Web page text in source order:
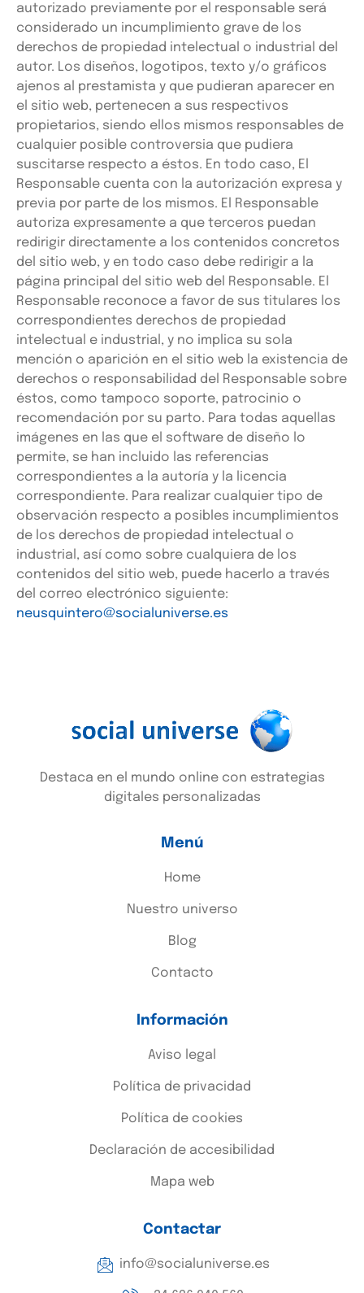
autorizado previamente por el responsable será
considerado un incumplimiento grave de los
derechos de propiedad intelectual o industrial del
autor. Los diseños, logotipos, texto y/o gráficos
ajenos al prestamista y que pudieran aparecer en
el sitio web, pertenecen a sus respectivos
propietarios, siendo ellos mismos responsables de
cualquier posible controversia que pudiera
suscitarse respecto a éstos. En todo caso, El
Responsable cuenta con la autorización expresa y
previa por parte de los mismos. El Responsable
autoriza expresamente a que terceros puedan
redirigir directamente a los contenidos concretos
del sitio web, y en todo caso debe redirigir a la
página principal del sitio web del Responsable. El
Responsable reconoce a favor de sus titulares los
correspondientes derechos de propiedad
intelectual e industrial, y no implica su sola
mención o aparición en el sitio web la existencia de
derechos o responsabilidad del Responsable sobre
éstos, como tampoco soporte, patrocinio o
recomendación por su parto. Para todas aquellas
imágenes en las que el software de diseño lo
permite, se han incluido las referencias
correspondientes a la autoría y la licencia
correspondiente. Para realizar cualquier tipo de
observación respecto a posibles incumplimientos
de los derechos de propiedad intelectual o
industrial, así como sobre cualquiera de los
contenidos del sitio web, puede hacerlo a través
del correo electrónico siguiente:
neusquintero@socialuniverse.es
Destaca en el mundo online con estrategias
digitales personalizadas
Menú
Home
Nuestro universo
Blog
Contacto
Información
Aviso legal
Política de privacidad
Política de cookies
Declaración de accesibilidad
Mapa web
Contactar
info@socialuniverse.es